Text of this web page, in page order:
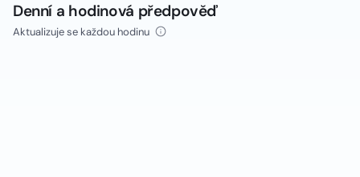
Denní a hodinová předpověď
Aktualizuje se každou hodinu